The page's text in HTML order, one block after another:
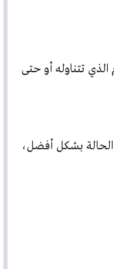
تتناوله أو حتى
بشكل أفضل،